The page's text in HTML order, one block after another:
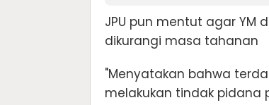
JPU pun mentut agar YM
dikurangi masa tahanan
"Menyatakan bahwa
melakukan tindak pidana